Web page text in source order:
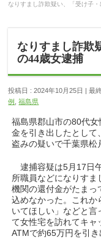
なりすまし詐欺疑い、「受け子
なりすまし詐欺
の44歳女逮捕
投稿日 : 2024年10月25日 最
例
,福島県
福島県郡山市の80代
金を引き出したとして
盗みの疑いで千葉県松
逮捕容疑は5月17日
所職員などになりす
機関の還付金がたまっ
込めなかった。これか
いてほしい」などと言
て女性宅を訪れてキ
ATMで約65万円を引き